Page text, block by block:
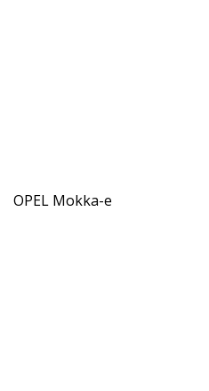
OPEL Mokka-e